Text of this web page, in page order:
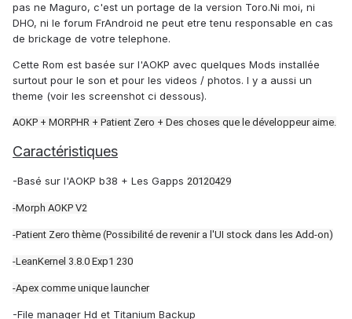
pas ne Maguro, c'est un portage de la version Toro.Ni moi, ni
DHO, ni le forum FrAndroid ne peut etre tenu responsable en cas
de brickage de votre telephone.
Cette Rom est basée sur l'AOKP avec quelques Mods installée
surtout pour le son et pour les videos / photos. l y a aussi un
theme (voir les screenshot ci dessous).
AOKP + MORPHR + Patient Zero + Des choses que le développeur aime.
Caractéristiques
-Basé sur l'AOKP b38 + Les Gapps 20120429
-Morph AOKP V2
-Patient Zero thème (Possibilité de revenir a l'UI stock dans les Add-on)
-LeanKernel 3.8.0 Exp1 230
-Apex comme unique launcher
-File manager Hd et Titanium Backup